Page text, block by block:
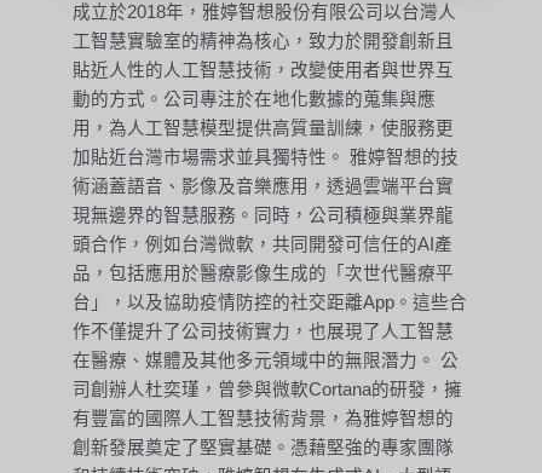
成立於2018年，雅婷智想股份有限公司以台灣人
工智慧實驗室的精神為核心，致力於開發創新且
貼近人性的人工智慧技術，改變使用者與世界互
動的方式。公司專注於在地化數據的蒐集與應
用，為人工智慧模型提供高質量訓練，使服務更
加貼近台灣市場需求並具獨特性。 雅婷智想的技
術涵蓋語音、影像及音樂應用，透過雲端平台實
現無邊界的智慧服務。同時，公司積極與業界龍
頭合作，例如台灣微軟，共同開發可信任的AI產
品，包括應用於醫療影像生成的「次世代醫療平
台」，以及協助疫情防控的社交距離App。這些合
作不僅提升了公司技術實力，也展現了人工智慧
在醫療、媒體及其他多元領域中的無限潛力。 公
司創辦人杜奕瑾，曾參與微軟Cortana的研發，擁
有豐富的國際人工智慧技術背景，為雅婷智想的
創新發展奠定了堅實基礎。憑藉堅強的專家團隊